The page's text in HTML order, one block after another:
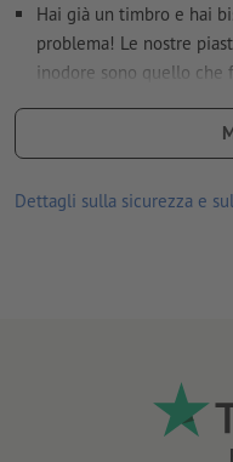
Hai già un timbro e hai
problema! Le nostre
inodore sono quello che
se desideri (ri)ordinare
alla denominazione del
stampa; possibile forma
Dettagli sulla sicurezza e